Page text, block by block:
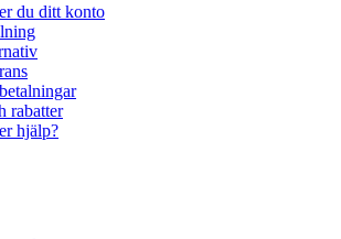
du ditt konto
rabatter
hjälp?